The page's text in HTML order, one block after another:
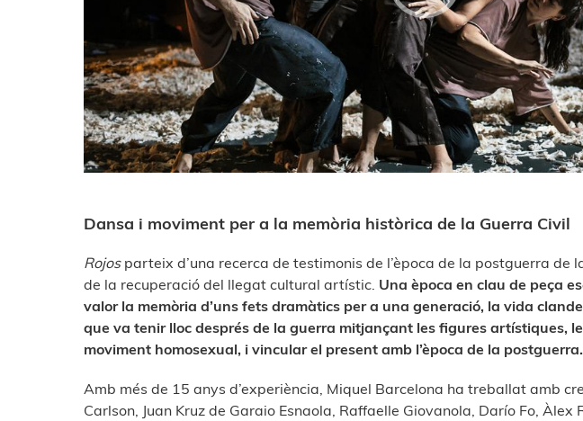
Dansa i moviment per a la memòria històrica de la Guerra Civil
Rojosparteix d’una recerca de testimonis de l’època de la postguerra de
de la recuperació del llegat cultural artístic. Una època en clau de peça
valor la memòria d’uns fets dramàtics per a una generació, la vida
que va tenir lloc després de la guerra mitjançant les figures artístiques,
moviment homosexual, i vincular el present amb l’època de la postguerra.
Amb més de 15 anys d’experiència, Miquel Barcelona ha treballat amb
Carlson, Juan Kruz de Garaio Esnaola, Raffaelle Giovanola, Darío Fo, Àlex